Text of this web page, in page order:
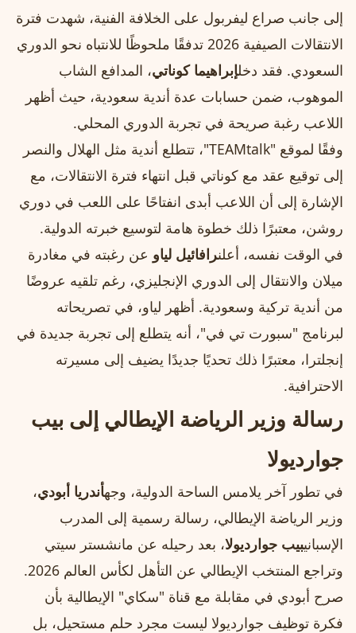
إلى جانب صراع ليفربول على الخلافة الفنية، شهدت فترة
الانتقالات الصيفية 2026 تدفقًا ملحوظًا للانتباه نحو الدوري
السعودي. فقد دخلإبراهيما كوناتي، المدافع الشاب
الموهوب، ضمن حسابات عدة أندية سعودية، حيث أظهر
اللاعب رغبة صريحة في تجربة الدوري المحلي.
وفقًا لموقع "TEAMtalk"، تتطلع أندية مثل الهلال والنصر
إلى توقيع عقد مع كوناتي قبل انتهاء فترة الانتقالات، مع
الإشارة إلى أن اللاعب أبدى انفتاحًا على اللعب في دوري
روشن، معتبرًا ذلك خطوة هامة لتوسيع خبرته الدولية.
في الوقت نفسه، أعلنرافائيل لياو عن رغبته في مغادرة
ميلان والانتقال إلى الدوري الإنجليزي، رغم تلقيه عروضًا
من أندية تركية وسعودية. أظهر لياو، في تصريحاته
لبرنامج "سبورت تي في"، أنه يتطلع إلى تجربة جديدة في
إنجلترا، معتبرًا ذلك تحديًا جديدًا يضيف إلى مسيرته
الاحترافية.
رسالة وزير الرياضة الإيطالي إلى بيب
جوارديولا
في تطور آخر يلامس الساحة الدولية، وجهأندريا أبودي،
وزير الرياضة الإيطالي، رسالة رسمية إلى المدرب
الإسبانيبيب جوارديولا، بعد رحيله عن مانشستر سيتي
وتراجع المنتخب الإيطالي عن التأهل لكأس العالم 2026.
صرح أبودي في مقابلة مع قناة "سكاي" الإيطالية بأن
فكرة توظيف جوارديولا ليست مجرد حلم مستحيل، بل